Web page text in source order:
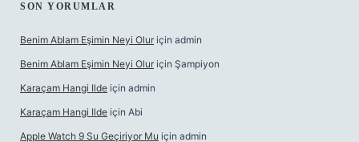
SON YORUMLAR
Benim Ablam Eşimin Neyi Olur için admin
Benim Ablam Eşimin Neyi Olur için Şampiyon
Karaçam Hangi Ilde için admin
Karaçam Hangi Ilde için Abi
Apple Watch 9 Su Geçiriyor Mu için admin